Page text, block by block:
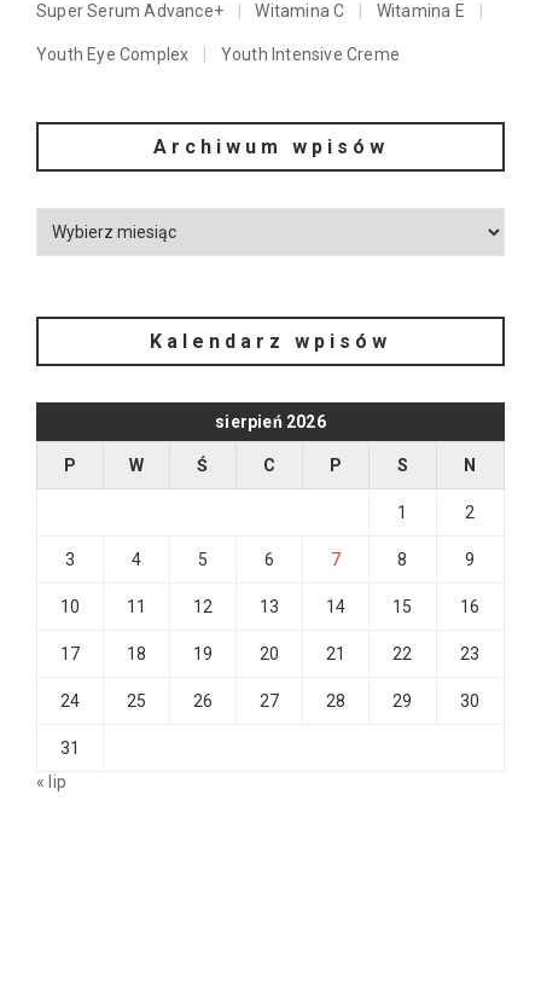
Super Serum Advance+ Witamina C Witamina E
Youth Eye Complex Youth Intensive Creme
Archiwum wpisów
Kalendarz wpisów
sierpień 2026
P W Ś C P S N
1 2
3 4 5 6 7 8 9
10 11 12 13 14 15 16
17 18 19 20 21 22 23
24 25 26 27 28 29 30
31
« lip